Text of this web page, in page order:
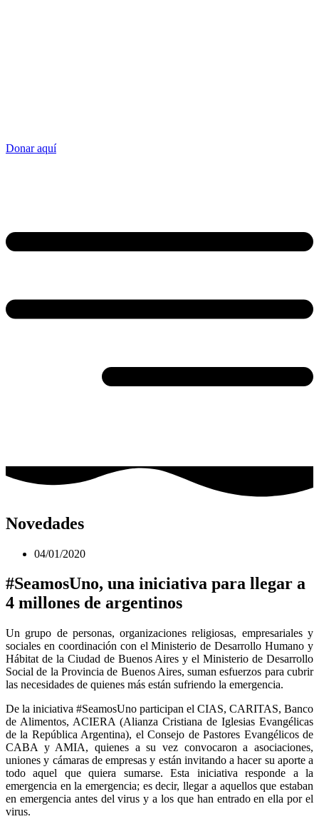
Donar aquí
Novedades
04/01/2020
#SeamosUno, una iniciativa para llegar a
4 millones de argentinos
Un grupo de personas, organizaciones religiosas, empresariales y
sociales en coordinación con el Ministerio de Desarrollo Humano y
Hábitat de la Ciudad de Buenos Aires y el Ministerio de Desarrollo
Social de la Provincia de Buenos Aires, suman esfuerzos para cubrir
las necesidades de quienes más están sufriendo la emergencia.
De la iniciativa #SeamosUno participan el CIAS, CARITAS, Banco
de Alimentos, ACIERA (Alianza Cristiana de Iglesias Evangélicas
de la República Argentina), el Consejo de Pastores Evangélicos de
CABA y AMIA, quienes a su vez convocaron a asociaciones,
uniones y cámaras de empresas y están invitando a hacer su aporte a
todo aquel que quiera sumarse. Esta iniciativa responde a la
emergencia en la emergencia; es decir, llegar a aquellos que estaban
en emergencia antes del virus y a los que han entrado en ella por el
virus.